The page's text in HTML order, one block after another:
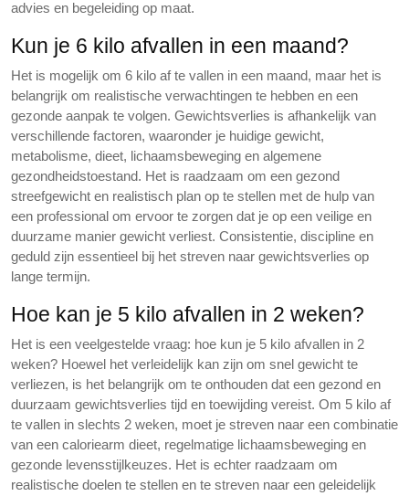
advies en begeleiding op maat.
Kun je 6 kilo afvallen in een maand?
Het is mogelijk om 6 kilo af te vallen in een maand, maar het is
belangrijk om realistische verwachtingen te hebben en een
gezonde aanpak te volgen. Gewichtsverlies is afhankelijk van
verschillende factoren, waaronder je huidige gewicht,
metabolisme, dieet, lichaamsbeweging en algemene
gezondheidstoestand. Het is raadzaam om een gezond
streefgewicht en realistisch plan op te stellen met de hulp van
een professional om ervoor te zorgen dat je op een veilige en
duurzame manier gewicht verliest. Consistentie, discipline en
geduld zijn essentieel bij het streven naar gewichtsverlies op
lange termijn.
Hoe kan je 5 kilo afvallen in 2 weken?
Het is een veelgestelde vraag: hoe kun je 5 kilo afvallen in 2
weken? Hoewel het verleidelijk kan zijn om snel gewicht te
verliezen, is het belangrijk om te onthouden dat een gezond en
duurzaam gewichtsverlies tijd en toewijding vereist. Om 5 kilo af
te vallen in slechts 2 weken, moet je streven naar een combinatie
van een caloriearm dieet, regelmatige lichaamsbeweging en
gezonde levensstijlkeuzes. Het is echter raadzaam om
realistische doelen te stellen en te streven naar een geleidelijk